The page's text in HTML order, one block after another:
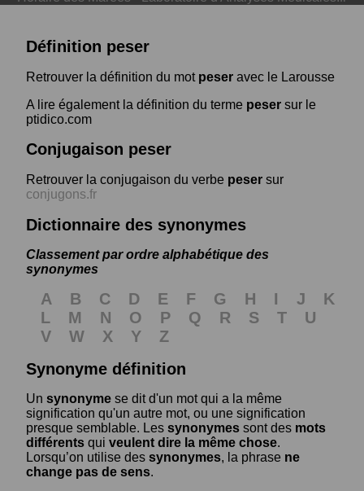
Définition peser
Retrouver la définition du mot peser avec le Larousse
A lire également la définition du terme peser sur le
ptidico.com
Conjugaison peser
Retrouver la conjugaison du verbe peser sur
conjugons.fr
Dictionnaire des synonymes
Classement par ordre alphabétique des
synonymes
A B C D E F G H I J
K
L
M N O P Q R S T
U
V
W X Y
Z
Synonyme définition
Un synonyme se dit d'un mot qui a la même
signification qu'un autre mot, ou une signification
presque semblable. Les synonymes sont des mots
différents qui veulent dire la même chose.
Lorsqu’on utilise des synonymes, la phrase ne
change pas de sens.